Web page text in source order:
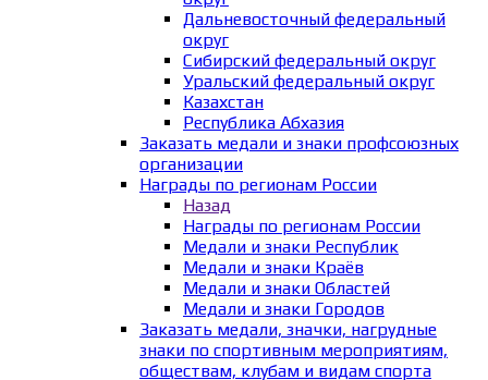
Дальневосточный федеральный
округ
Сибирский федеральный округ
Уральский федеральный округ
Казахстан
Республика Абхазия
Заказать медали и знаки профсоюзных
организации
Награды по регионам России
Назад
Награды по регионам России
Медали и знаки Республик
Медали и знаки Краёв
Медали и знаки Областей
Медали и знаки Городов
Заказать медали, значки, нагрудные
знаки по спортивным мероприятиям,
обществам, клубам и видам спорта